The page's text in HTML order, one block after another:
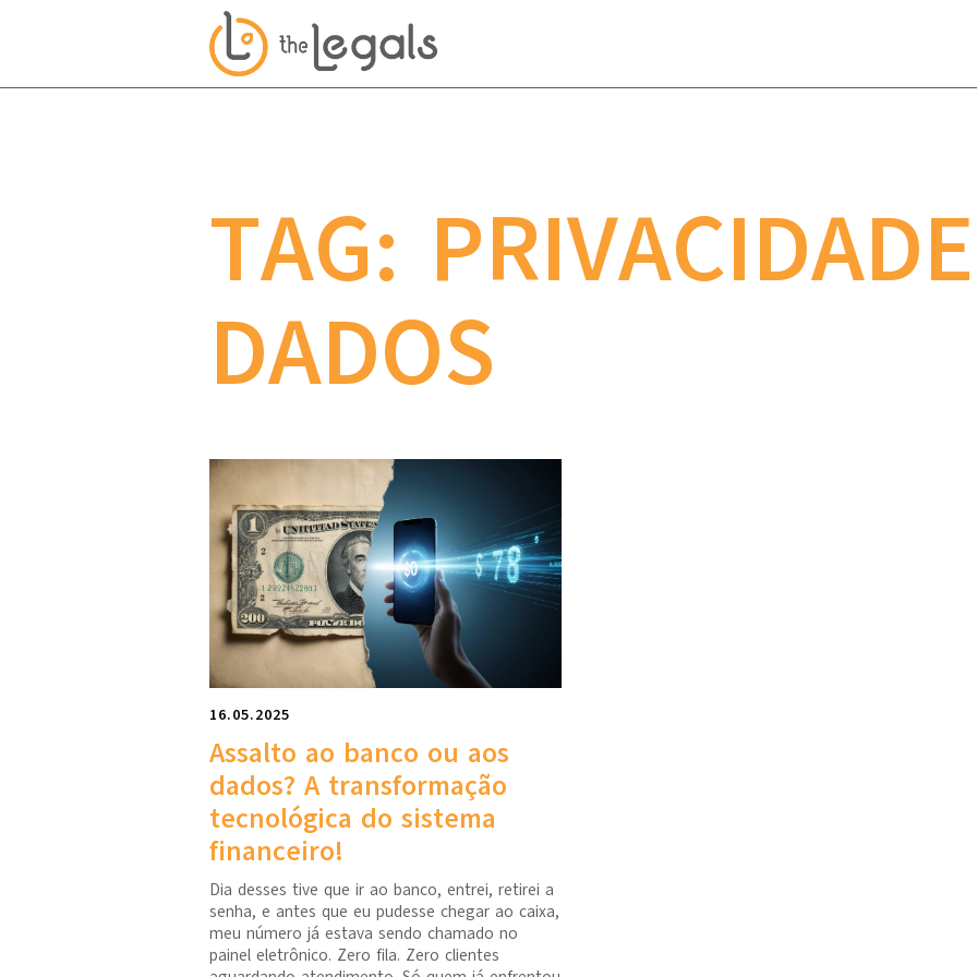
TAG:
DADOS
16.05.2025
Assalto ao banco ou aos
dados? A transformação
tecnológica do sistema
financeiro!
Dia desses tive que ir ao banco, entrei, retirei a
senha, e antes que eu pudesse chegar ao caixa,
meu número já estava sendo chamado no
painel eletrônico. Zero fila. Zero clientes